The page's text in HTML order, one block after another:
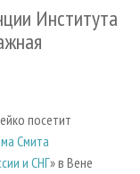
Института
посетит
Смита
и СНГ» в Вене